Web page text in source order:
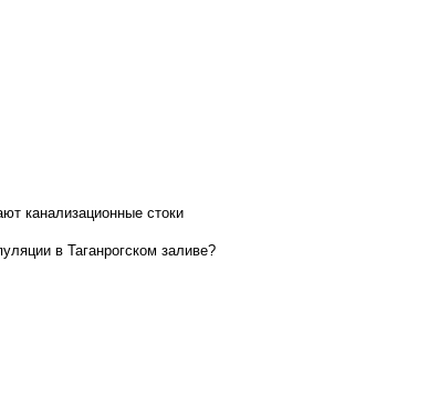
канализационные стоки
в Таганрогском заливе?